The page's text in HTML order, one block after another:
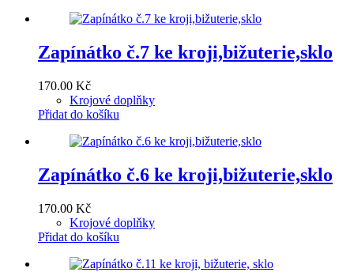
Zapínátko č.7 ke kroji,bižuterie,sklo
170.00 Kč
Krojové doplňky
Přidat do košíku
Zapínátko č.6 ke kroji,bižuterie,sklo
170.00 Kč
Krojové doplňky
Přidat do košíku